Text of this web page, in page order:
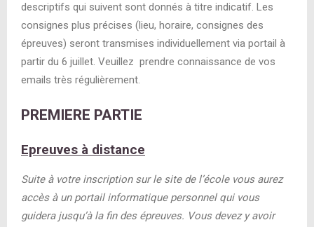
descriptifs qui suivent sont donnés à titre indicatif. Les
consignes plus précises (lieu, horaire, consignes des
épreuves) seront transmises individuellement via portail à
partir du 6 juillet. Veuillez prendre connaissance de vos
emails très régulièrement.
PREMIERE PARTIE
Epreuves à distance
Suite à votre inscription sur le site de l’école vous aurez
accès à un portail informatique personnel qui vous
guidera jusqu’à la fin des épreuves. Vous devez y avoir